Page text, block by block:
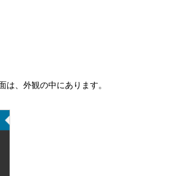
は、外観の中にあります。